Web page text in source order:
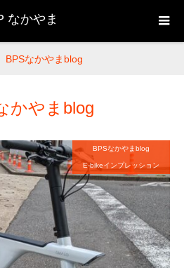
なかやま
BPSなかやまblog
かやまblog
BPSなかやまblog
E-bikeインプレッション